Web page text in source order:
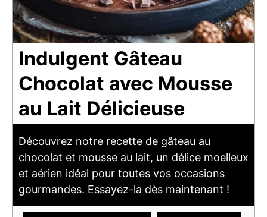
Indulgent Gâteau
Chocolat avec Mousse
au Lait Délicieuse
Découvrez notre recette de gâteau au
chocolat et mousse au lait, un délice moelleux
et aérien idéal pour toutes vos occasions
gourmandes. Essayez-la dès maintenant !